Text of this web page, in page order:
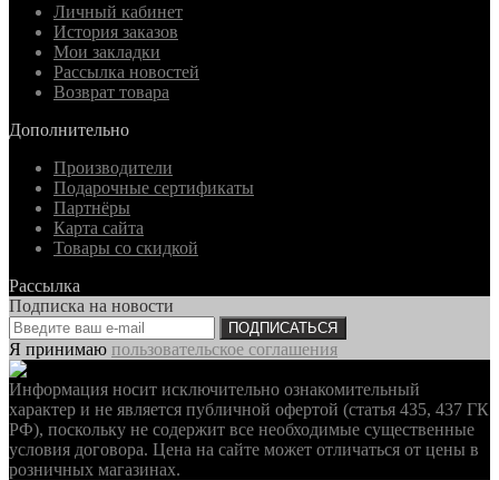
Личный кабинет
История заказов
Мои закладки
Рассылка новостей
Возврат товара
Дополнительно
Производители
Подарочные сертификаты
Партнёры
Карта сайта
Товары со скидкой
Рассылка
Подписка на новости
ПОДПИСАТЬСЯ
Я принимаю пользовательское соглашения
Информация носит исключительно ознакомительный
характер и не является публичной офертой (статья 435, 437 ГК
РФ), поскольку не содержит все необходимые существенные
условия договора. Цена на сайте может отличаться от цены в
розничных магазинах.